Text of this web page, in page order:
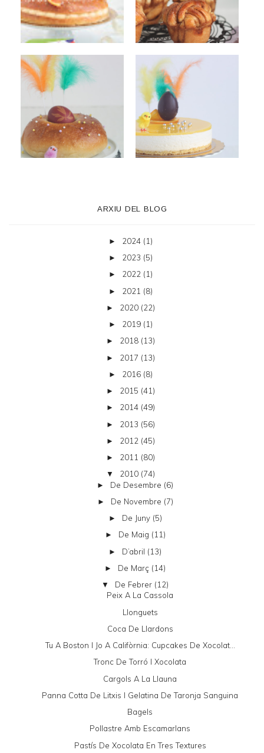
ARXIU DEL BLOG
► 2024 (1)
► 2023 (5)
► 2022 (1)
► 2021 (8)
► 2020 (22)
► 2019 (1)
► 2018 (13)
► 2017 (13)
► 2016 (8)
► 2015 (41)
► 2014 (49)
► 2013 (56)
► 2012 (45)
► 2011 (80)
▼ 2010 (74)
► De Desembre (6)
► De Novembre (7)
► De Juny (5)
► De Maig (11)
► D’abril (13)
► De Març (14)
▼ De Febrer (12)
Peix A La Cassola
Llonguets
Coca De Llardons
Tu A Boston I Jo A Califòrnia: Cupcakes De Xocolat...
Tronc De Torró I Xocolata
Cargols A La Llauna
Panna Cotta De Litxis I Gelatina De Taronja Sanguina
Bagels
Pollastre Amb Escamarlans
Pastís De Xocolata En Tres Textures